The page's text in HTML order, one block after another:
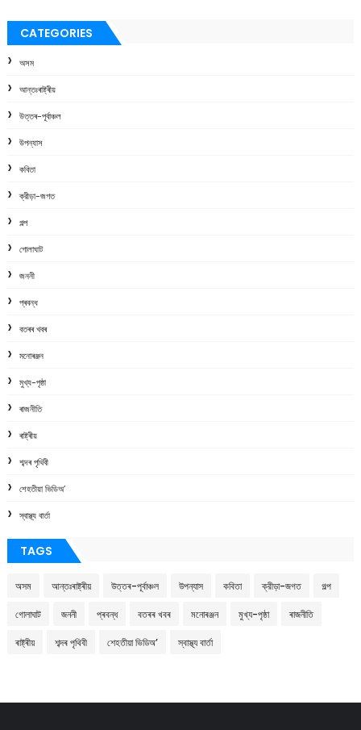
CATEGORIES
অসম
আন্তঃৰাষ্ট্ৰীয়
উত্তৰ-পূৰ্বাঞ্চল
উপন্যাস
কবিতা
ক্রীড়া-জগত
গল্প
গোলাঘাট
জননী
প্ৰবন্ধ
বতৰৰ খবৰ
মনোৰঞ্জন
মুখ্য-পৃষ্ঠা
ৰাজনীতি
ৰাষ্ট্ৰীয়
শব্দৰ পৃথিবী
শেহতীয়া ভিডিঅ’
স্বাস্থ্য বাৰ্তা
TAGS
অসম আন্তঃৰাষ্ট্ৰীয় উত্তৰ-পূৰ্বাঞ্চল উপন্যাস কবিতা ক্রীড়া-জগত গল্প
গোলাঘাট জননী প্ৰবন্ধ বতৰৰ খবৰ মনোৰঞ্জন মুখ্য-পৃষ্ঠা ৰাজনীতি
ৰাষ্ট্ৰীয় শব্দৰ পৃথিবী শেহতীয়া ভিডিঅ’ স্বাস্থ্য বাৰ্তা